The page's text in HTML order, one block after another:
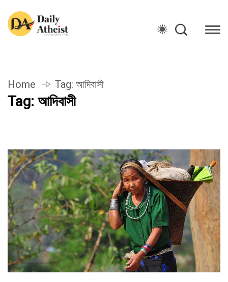
Home Tag: আদিবাসী
Tag: আদিবাসী